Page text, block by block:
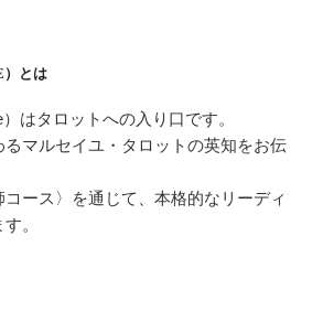
）とは
はタロットへの入り口です。
マルセイユ・タロットの英知をお伝
ース〉を通じて、本格的なリーディ
。